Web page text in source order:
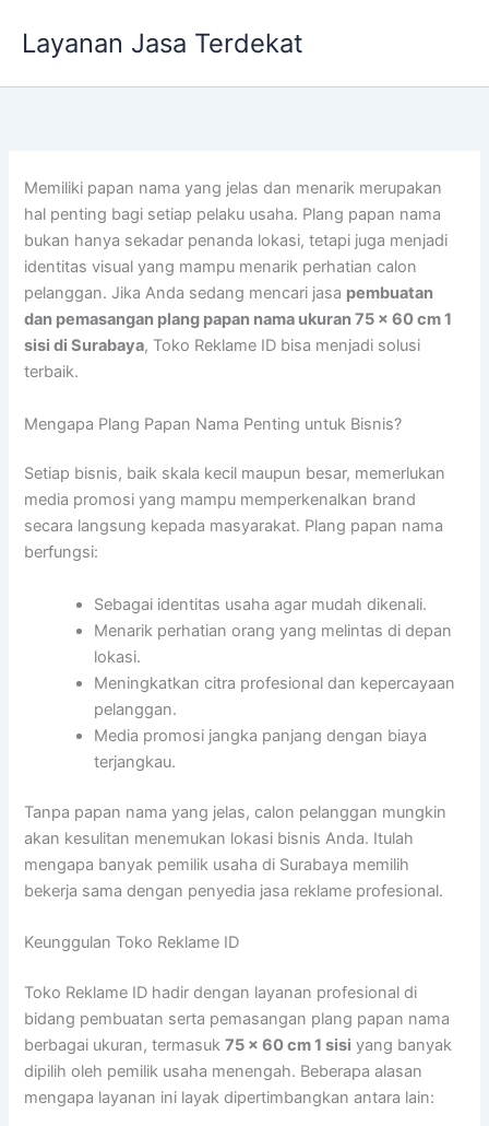
Layanan Jasa Terdekat
Memiliki papan nama yang jelas dan menarik merupakan
hal penting bagi setiap pelaku usaha. Plang papan nama
bukan hanya sekadar penanda lokasi, tetapi juga menjadi
identitas visual yang mampu menarik perhatian calon
pelanggan. Jika Anda sedang mencari jasa pembuatan
dan pemasangan plang papan nama ukuran 75 x 60 cm 1
sisi di Surabaya, Toko Reklame ID bisa menjadi solusi
terbaik.
Mengapa Plang Papan Nama Penting untuk Bisnis?
Setiap bisnis, baik skala kecil maupun besar, memerlukan
media promosi yang mampu memperkenalkan brand
secara langsung kepada masyarakat. Plang papan nama
berfungsi:
Sebagai identitas usaha agar mudah dikenali.
Menarik perhatian orang yang melintas di depan
lokasi.
Meningkatkan citra profesional dan kepercayaan
pelanggan.
Media promosi jangka panjang dengan biaya
terjangkau.
Tanpa papan nama yang jelas, calon pelanggan mungkin
akan kesulitan menemukan lokasi bisnis Anda. Itulah
mengapa banyak pemilik usaha di Surabaya memilih
bekerja sama dengan penyedia jasa reklame profesional.
Keunggulan Toko Reklame ID
Toko Reklame ID hadir dengan layanan profesional di
bidang pembuatan serta pemasangan plang papan nama
berbagai ukuran, termasuk75 x 60 cm 1 sisi yang banyak
dipilih oleh pemilik usaha menengah. Beberapa alasan
mengapa layanan ini layak dipertimbangkan antara lain: